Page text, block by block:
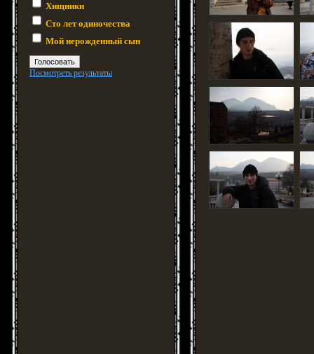
Хищники
Сто лет одиночества
Мой нерожденный сын
Посмотреть результаты